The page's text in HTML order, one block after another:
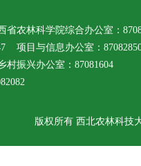
农林科学院综合办公室：
项目与信息办公室：
振兴办公室：87081604
版权所有 西北农林科技